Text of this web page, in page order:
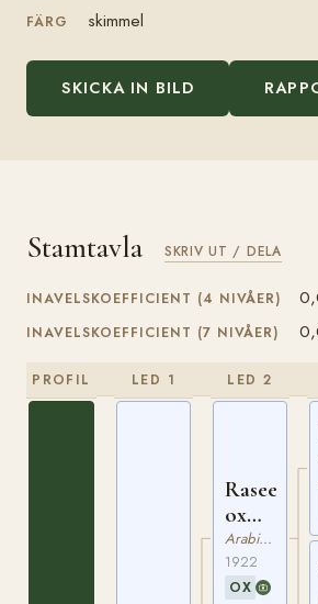
FÄRG skimmel
SKICKA IN BILD
Stamtavla SKRIV UT / DELA
INAVELSKOEFFICIENT (4 NIVÅER)
INAVELSKOEFFICIENT (7 NIVÅER)
PROFIL LED 1 LED 2
Raseem
ox
AHSB
138
Arabiskt Fullblod
1922
OX